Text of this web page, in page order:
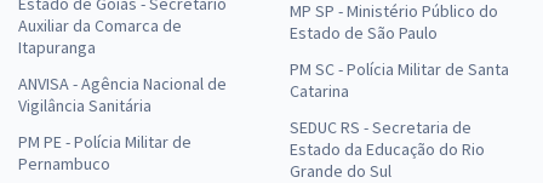
Auxiliar da Comarca de
Itapuranga
ANVISA - Agência Nacional de
Vigilância Sanitária
PM PE - Polícia Militar de
Pernambuco
MP SP - Ministério Público do
Estado de São Paulo
PM SC - Polícia Militar de Santa
Catarina
SEDUC RS - Secretaria de
Estado da Educação do Rio
Grande do Sul